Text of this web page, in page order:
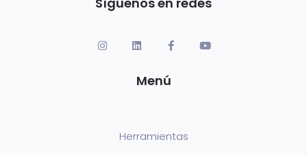
Menú
Herramientas